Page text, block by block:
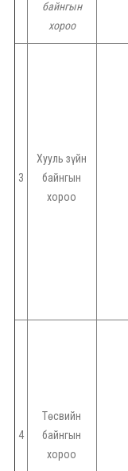
байнгын
хороо
3
Хууль зүйн
байнгын
хороо
4
Төсвийн
байнгын
хороо